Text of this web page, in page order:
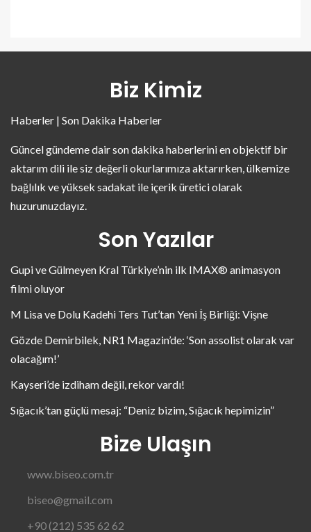
Biz Kimiz
Haberler | Son Dakika Haberler
Güncel gündeme dair son dakika haberlerini en objektif bir
aktarım dili ile siz değerli okurlarımıza aktarırken, ülkemize
bağlılık ve yüksek sadakat ile içerik üretici olarak
huzurunuzdayız.
Son Yazılar
Gupi ve Gülmeyen Kral Türkiye’nin ilk IMAX® animasyon
filmi oluyor
M Lisa ve Dolu Kadehi Ters Tut’tan Yeni İş Birliği: Vişne
Gözde Demirbilek, NR1 Magazin’de: ‘Son assolist olarak var
olacağım!’
Kayseri’de izdiham değil, rekor vardı!
Sığacık’tan güçlü mesaj: “Deniz bizim, Sığacık hepimizin”
Bize Ulaşın
www.biseo.com.tr
biseo@gmail.com
+90 (212) 535 62 62